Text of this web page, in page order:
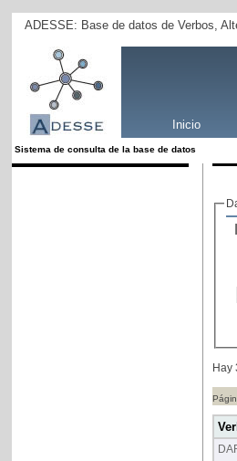
ADESSE: Base de datos de Verbos,
Inicio
Sistema de consulta de la base de datos
Hay